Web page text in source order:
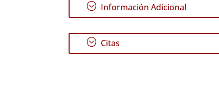
; Información Adicional
; Citas